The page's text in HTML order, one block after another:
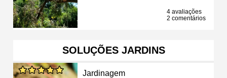
4 avaliações
2 comentários
SOLUÇÕES JARDINS
Jardinagem